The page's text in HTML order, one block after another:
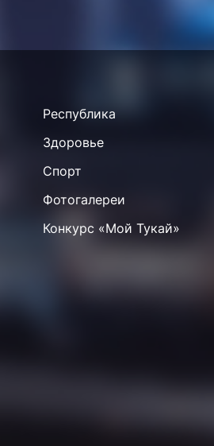
Республика
Здоровье
Спорт
Фотогалереи
Конкурс «Мой Тукай»